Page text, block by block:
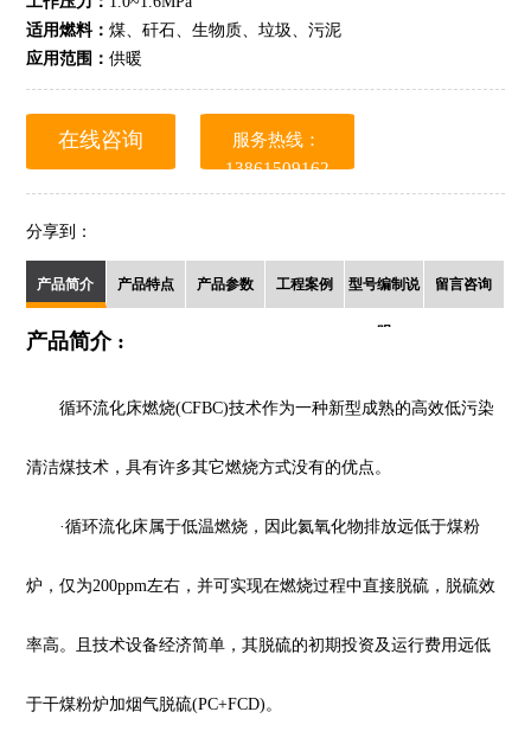
适用燃料：煤、矸石、生物质、垃圾、污泥
应用范围：供暖
在线咨询
服务热线：
13861509162
分享到：
产品简介 产品特点 产品参数 工程案例 型号编制说
明
留言咨询
产品简介 :
循环流化床燃烧(CFBC)技术作为一种新型成熟的高效低污染
清洁煤技术，具有许多其它燃烧方式没有的优点。
·循环流化床属于低温燃烧，因此氦氧化物排放远低于煤粉
炉，仅为200ppm左右，并可实现在燃烧过程中直接脱硫，脱硫效
率高。且技术设备经济简单，其脱硫的初期投资及运行费用远低
于干煤粉炉加烟气脱硫(PC+FCD)。